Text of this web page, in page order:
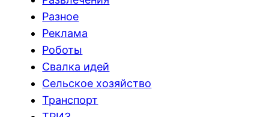
Разное
Реклама
Роботы
Свалка идей
Сельское хозяйство
Транспорт